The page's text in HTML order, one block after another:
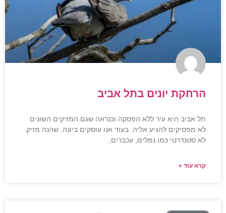
הרחקת יונים בתל אביב
תל אביב היא עיר ללא הפסקה וכנראה שגם המזיקים השונים
לא מפסיקים להגיע אליה. בעוד אנו עוסקים ביונה, שהנה מזיק
לא סטנדרטי כמו נמלים, עכברים,
קרא עוד »